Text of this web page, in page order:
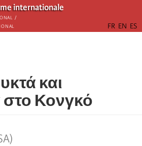
internationale
/
και
στο Κονγκό